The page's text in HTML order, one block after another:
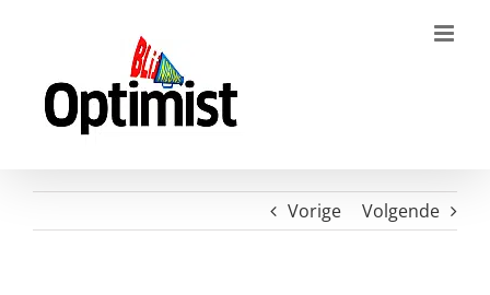
Vorige Volgende